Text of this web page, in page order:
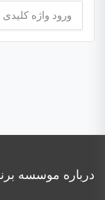
برای:
درباره موسسه